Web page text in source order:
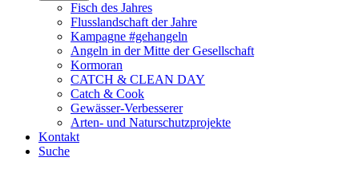
Fisch des Jahres
Flusslandschaft der Jahre
Kampagne #gehangeln
Angeln in der Mitte der Gesellschaft
Kormoran
CATCH & CLEAN DAY
Catch & Cook
Gewässer-Verbesserer
Arten- und Naturschutzprojekte
Kontakt
Suche